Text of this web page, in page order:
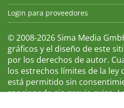
Login para proveedores
© 2008-2026 Sima Media
gráficos y el diseño de este
por los derechos de autor.
los estrechos límites de la ley
está permitido sin
sancionado sin previo aviso.